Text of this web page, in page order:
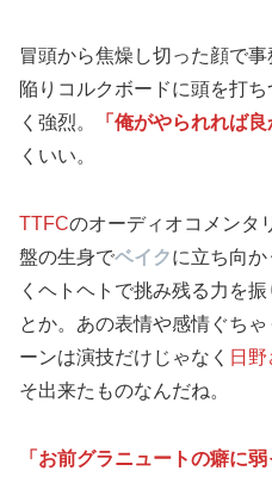
冒頭から焦燥し切った顔で
陥りコルクボードに頭を打ち
く強烈。
「俺がやられれば
くいい。
TTFCのオーディオコメンタ
盤の生身でベイクに立ち向
くヘトヘトで挑み残る力を
とか。あの表情や感情ぐち
ーンは演技だけじゃなく 日
そ出来たものなんだね。
「お前グラニュートの癖に